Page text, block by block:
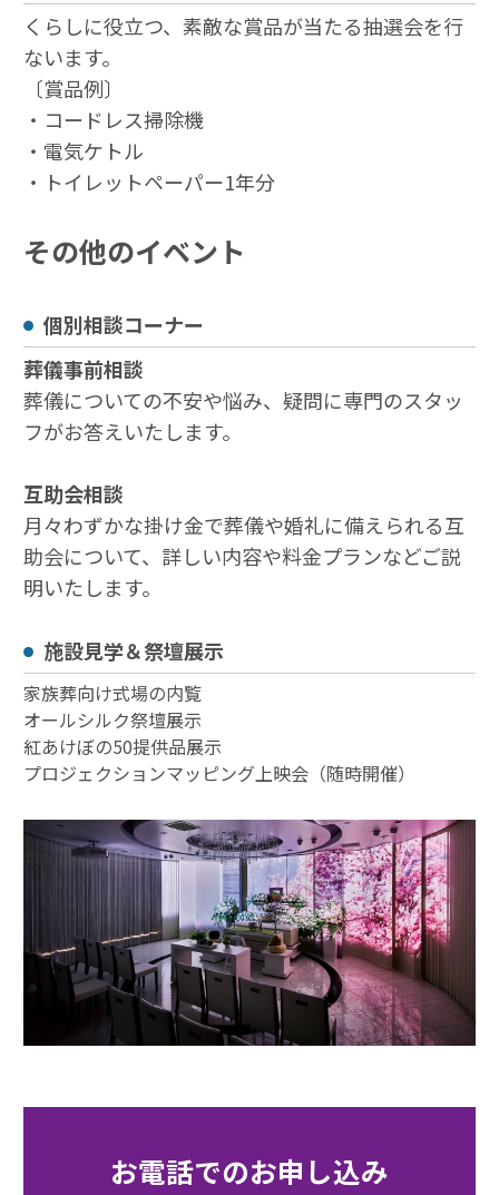
くらしに役⽴つ、素敵な賞品が当たる抽選会を⾏
ないます。
〔賞品例〕
・コードレス掃除機
・電気ケトル
・トイレットペーパー1年分
その他のイベント
個別相談コーナー
葬儀事前相談
葬儀についての不安や悩み、疑問に専門のスタッ
フがお答えいたします。
互助会相談
月々わずかな掛け⾦で葬儀や婚礼に備えられる互
助会について、詳しい内容や料⾦プランなどご説
明いたします。
施設⾒学＆祭壇展⽰
家族葬向け式場の内覧
オールシルク祭壇展示
紅あけぼの50提供品展示
プロジェクションマッピング上映会（随時開催）
お電話でのお申し込み